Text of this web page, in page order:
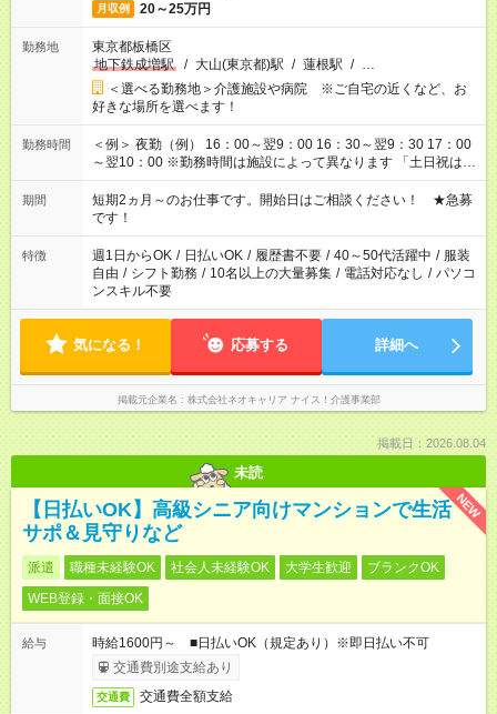
月収例 20～25万円
勤務地
東京都板橋区
地下鉄成増駅
/ 大山(東京都)駅 / 蓮根駅 / …
＜選べる勤務地＞介護施設や病院 ※ご自宅の近くなど、お
好きな場所を選べます！
勤務時間
＜例＞ 夜勤（例） 16：00～翌9：00 16：30～翌9：30 17：00
～翌10：00 ※勤務時間は施設によって異なります 「土日祝は休
みたい」 「しっかり稼ぎたい」 「もう少し遅い時間から始めた
い」など ご希望にあったお仕事をご案内いたします。 ※未経験
の方の場合は1～2ヶ月間は日中での仕事を経験いただき、 お
仕事に慣れてからの夜勤になります。 ★家庭の都合でお休みが
必要な場合も遠慮なくご相談ください。
期間
短期2ヵ月～のお仕事です。開始日はご相談ください！ ★急募
です！
特徴 週1日からOK / 日払いOK / 履歴書不要 / 40～50代活躍中 / 服装
自由 / シフト勤務 / 10名以上の大量募集 / 電話対応なし / パソコ
ンスキル不要
気になる！ 応募する 詳細へ
掲載元企業名 株式会社ネオキャリア ナイス！介護事業部
掲載日：2026.08.04
未読
NEW
【日払いOK】高級シニア向けマンションで生活
サポ＆見守りなど
派遣 職種未経験OK 社会人未経験OK 大学生歓迎
ブランクOK
WEB登録・面接OK
給与
時給1600円～ ■日払いOK（規定あり）※即日払い不可
交通費別途支給あり
交通費 交通費全額支給